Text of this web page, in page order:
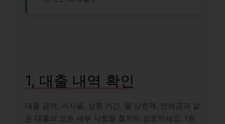
1, 대출 내역 확인
대출 금액, 이자율, 상환 기간, 월 상환액, 연체금과 같
은 대출의 모든 세부 사항을 철저히 검토하세요. 1원